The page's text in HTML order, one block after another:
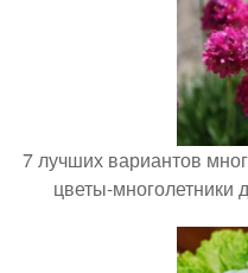
7 лучших вариантов
цветы-многолетники